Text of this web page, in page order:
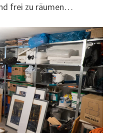
frei zu räumen…